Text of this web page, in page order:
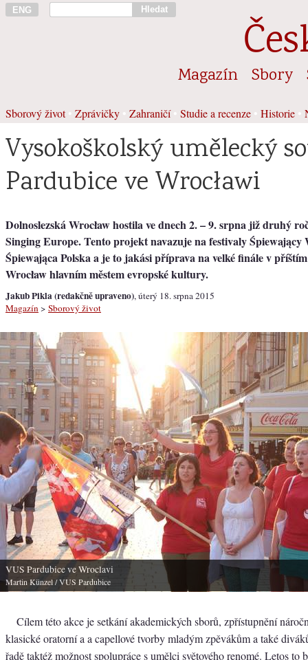
ENG Hledat
Magazín Sbory
Sborový život• Zprávičky Zahraničí• Studie a recenze Historie
Vysokoškolský umělecký
Pardubice ve Wrocławi
Dolnoslezská Wrocław hostila ve dnech 2. – 9. srpna již druhý
Singing Europe. Tento projekt navazuje na festivaly Śpiewający
Śpiewająca Polska a je to jakási příprava na velké finále v
Wrocław hlavním městem evropské kultury.
Jakub Pikla (redakčně upraveno), úterý 18. srpna 2015
Magazín > Sborový život
VUS Pardubice ve Wroclavi
Martin Künzel/ VUS Pardubice
Cílem této akce je setkání akademických sborů, zpřístupnění
klasické oratorní a a capellové tvorby mladým zpěvákům a také
řadě taktéž možnost spolupráce s umělci světového renomé. Letos to